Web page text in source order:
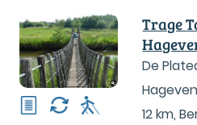
Trage
De
Hageven
12 km,